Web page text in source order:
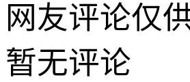
网友评论仅
暂无评论